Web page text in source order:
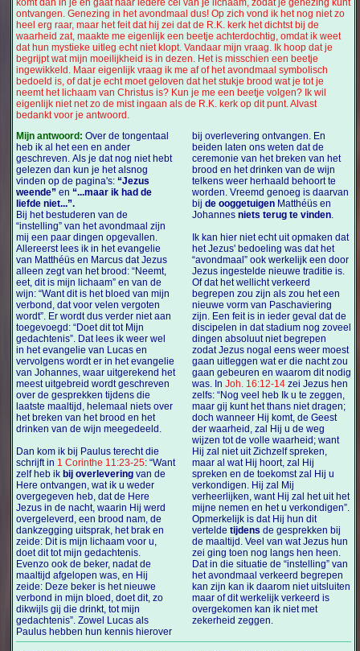
komt dan in je en gaat naar iedere cel van je lichaam, zodat je genezing kunt
ontvangen. Genezing in het avondmaal dus! Op zich vond ik het nog niet zo
heel erg raar, maar het feit dat hij zei dat de R.K. kerk het dichtst bij de
waarheid zat, maakte me eigenlijk een beetje achterdochtig, omdat ik weet
dat hun mystieke uitleg echt niet klopt. Vandaar mijn vraag. Ik hoop dat je
begrijpt wat mijn moeilijkheid is in dezen. Het is misschien een beetje
ingewikkeld. Maar eigenlijk vraag ik me af of het avondmaal symbolisch
bedoeld is, of dat je echt moet geloven dat het stukje brood wat je tot je
neemt het lichaam van Christus is? Kun je me een beetje volgen? Ik wil
eigenlijk niet net zo de mist ingaan als de R.K. kerk op dit punt. Alvast
bedankt voor je antwoord.
Mijn antwoord: Over de tongentaal
heb ik al het een en ander
geschreven. Als je dat nog niet hebt
gelezen dan kun je het alsnog
vinden op de pagina's:“Jezus
weende” en“...maar ik had de
liefde niet...”.
Bij het bestuderen van de
“instelling” van het avondmaal zijn
mij een paar dingen opgevallen.
Allereerst lees ik in het evangelie
van Matthéüs en Marcus dat Jezus
alleen zegt van het brood: “Neemt,
eet, dit is mijn lichaam” en van de
wijn: “Want dit is het bloed van mijn
verbond, dat voor velen vergoten
wordt”. Er wordt dus verder niet aan
toegevoegd: “Doet dit tot Mijn
gedachtenis”. Dat lees ik weer wel
in het evangelie van Lucas en
vervolgens wordt er in het evangelie
van Johannes, waar uitgerekend het
meest uitgebreid wordt geschreven
over de gesprekken tijdens die
laatste maaltijd, helemaal niets over
het breken van het brood en het
drinken van de wijn meegedeeld.
Dan kom ik bij Paulus terecht die
schrijft in 1 Corinthe 11:23-25: “Want
zelf heb ik bij overlevering van de
Here ontvangen, wat ik u weder
overgegeven heb, dat de Here
Jezus in de nacht, waarin Hij werd
overgeleverd, een brood nam, de
dankzegging uitsprak, het brak en
zeide: Dit is mijn lichaam voor u,
doet dit tot mijn gedachtenis.
Evenzo ook de beker, nadat de
maaltijd afgelopen was, en Hij
zeide: Deze beker is het nieuwe
verbond in mijn bloed, doet dit, zo
dikwijls gij die drinkt, tot mijn
gedachtenis”. Zowel Lucas als
Paulus hebben hun kennis hierover
bij overlevering ontvangen. En
beiden laten ons weten dat de
ceremonie van het breken van het
brood en het drinken van de wijn
telkens weer herhaald behoort te
worden. Vreemd genoeg is daarvan
bij de ooggetuigenMatthéüs en
Johannes niets terug te vinden.
Ik kan hier niet echt uit opmaken dat
het Jezus' bedoeling was dat het
“avondmaal” ook werkelijk een door
Jezus ingestelde nieuwe traditie is.
Of dat het wellicht verkeerd
begrepen zou zijn als zou het een
nieuwe vorm van Paschaviering
zijn. Een feit is in ieder geval dat de
discipelen in dat stadium nog zoveel
dingen absoluut niet begrepen
zodat Jezus nogal eens weer moest
gaan uitleggen wat er die nacht zou
gaan gebeuren en waarom dit nodig
was. In
Joh. 16:12-14zei Jezus hen
zelfs: “Nog veel heb Ik u te zeggen,
maar gij kunt het thans niet dragen;
doch wanneer Hij komt, de Geest
der waarheid, zal Hij u de weg
wijzen tot de volle waarheid; want
Hij zal niet uit Zichzelf spreken,
maar al wat Hij hoort, zal Hij
spreken en de toekomst zal Hij u
verkondigen. Hij zal Mij
verheerlijken, want Hij zal het uit het
mijne nemen en het u verkondigen”.
Opmerkelijk is dat Hij hun dit
vertelde tijdens de gesprekken bij
de maaltijd. Veel van wat Jezus hun
zei ging toen nog langs hen heen.
Dat in die situatie de “instelling” van
het avondmaal verkeerd begrepen
kan zijn kan ik daarom niet uitsluiten
maar of dit werkelijk verkeerd is
overgekomen kan ik niet met
zekerheid zeggen.